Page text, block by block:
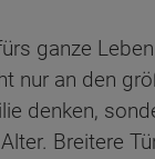
ganze
nur an den
denken,
Breitere